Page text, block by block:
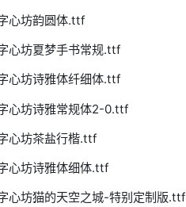
心坊韵圆体.ttf
心坊夏梦手书常规.ttf
心坊诗雅体纤细体.ttf
心坊诗雅常规体2-0.ttf
心坊茶盐行楷.ttf
心坊诗雅体细体.ttf
心坊猫的天空之城-特别定制版.ttf